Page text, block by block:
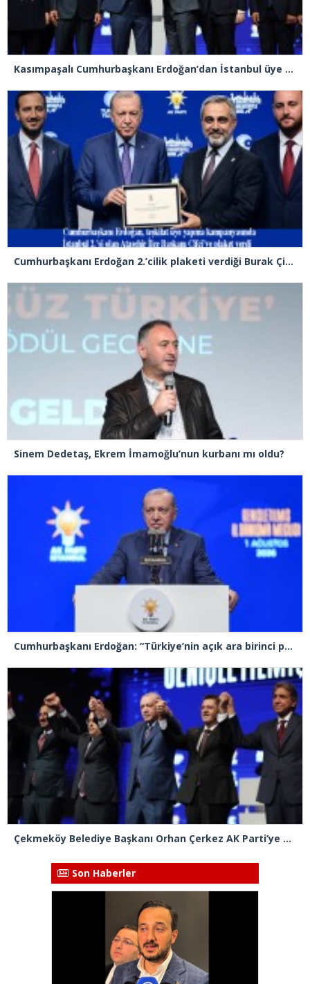
Kasımpaşalı Cumhurbaşkanı Erdoğan’dan İstanbul üye birincisi Beyoğlu İlçe Başkanı Kasım Fırat’a plaket
Cumhurbaşkanı Erdoğan 2.’cilik plaketi verdiği Burak Çifci’den Ataşehir seçimlerini kazanma sözünü aldı
Sinem Dedetaş, Ekrem İmamoğlu’nun kurbanı mı oldu?
Cumhurbaşkanı Erdoğan: “Türkiye’nin açık ara birinci partisiyiz”
Çekmeköy Belediye Başkanı Orhan Çerkez AK Parti’ye katıldı
Son Haberler